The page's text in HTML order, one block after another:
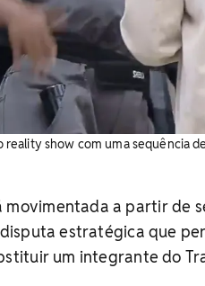
reality show com uma sequência
movimentada a partir de
disputa estratégica que
um integrante do